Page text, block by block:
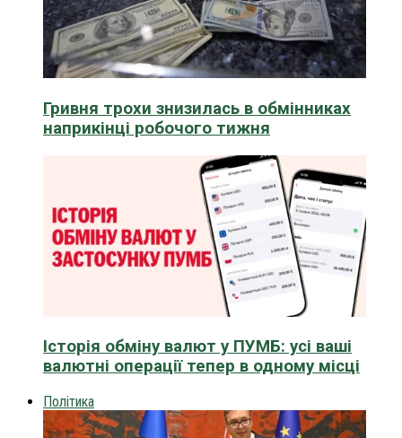
Гривня трохи знизилась в обмінниках
наприкінці робочого тижня
Історія обміну валют у ПУМБ: усі ваші
валютні операції тепер в одному місці
Політика